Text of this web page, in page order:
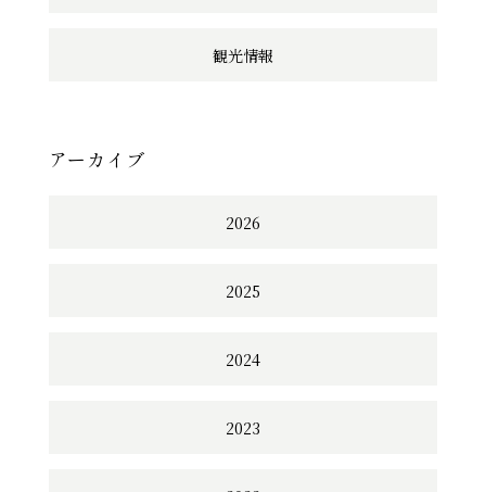
観光情報
アーカイブ
2026
2025
2024
2023